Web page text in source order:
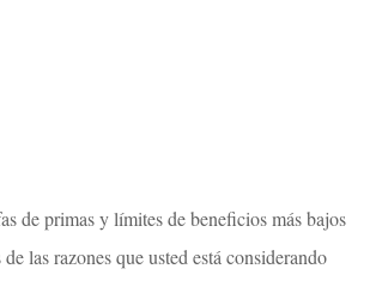
de primas y límites de beneficios más bajos
las razones que usted está considerando